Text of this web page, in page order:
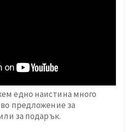
едно наистина много
предложение за
за подарък.